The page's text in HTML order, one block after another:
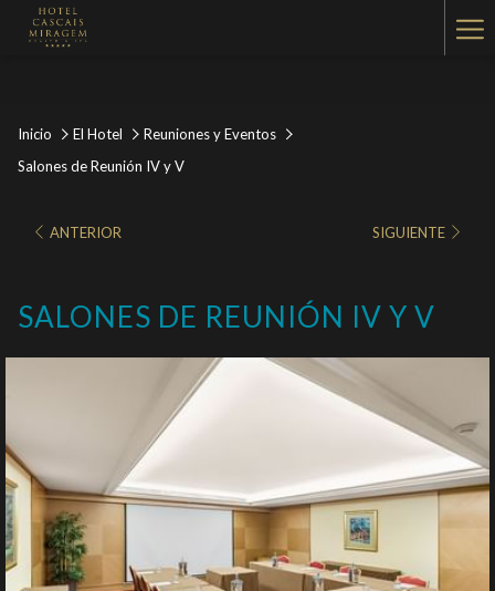
Inicio El Hotel
Reuniones y Eventos
Salones de Reunión IV y V
ANTERIOR SIGUIENTE
SALONES DE REUNIÓN IV Y V